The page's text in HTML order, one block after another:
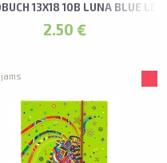
13X18 10B LUNA BLUE
2.50 €